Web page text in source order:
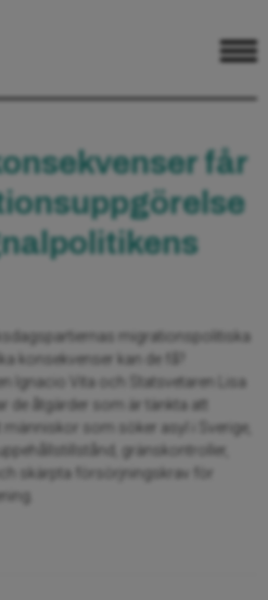
får
migrationspolitiska
konsekvenser kan de få?
Ignacio Vita och Statsvetaren Lisa
de åtgärder som är tänkta att
människor som söker asyl i Sverige,
gränskontroller,
skärpta försörjningskrav för